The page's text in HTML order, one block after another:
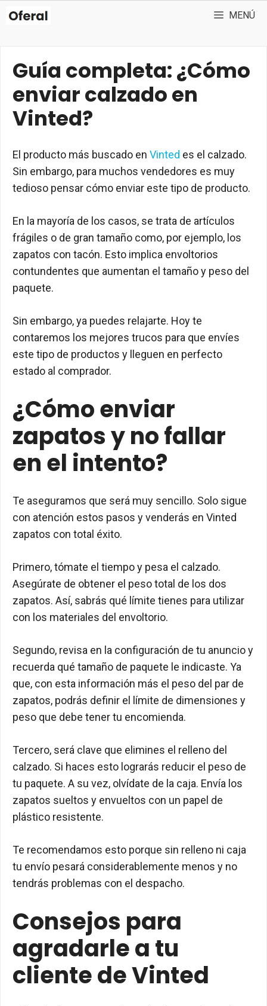
Saltar
MENÚ
Guía completa: ¿Cómo
enviar calzado en
Vinted?
El producto más buscado en Vinted es el calzado.
Sin embargo, para muchos vendedores es muy
tedioso pensar cómo enviar este tipo de producto.
En la mayoría de los casos, se trata de artículos
frágiles o de gran tamaño como, por ejemplo, los
zapatos con tacón. Esto implica envoltorios
contundentes que aumentan el tamaño y peso del
paquete.
Sin embargo, ya puedes relajarte. Hoy te
contaremos los mejores trucos para que envíes
este tipo de productos y lleguen en perfecto
estado al comprador.
¿Cómo enviar
zapatos y no fallar
en el intento?
Te aseguramos que será muy sencillo. Solo sigue
con atención estos pasos y venderás en Vinted
zapatos con total éxito.
Primero, tómate el tiempo y pesa el calzado.
Asegúrate de obtener el peso total de los dos
zapatos. Así, sabrás qué límite tienes para utilizar
con los materiales del envoltorio.
Segundo, revisa en la configuración de tu anuncio y
recuerda qué tamaño de paquete le indicaste. Ya
que, con esta información más el peso del par de
zapatos, podrás definir el límite de dimensiones y
peso que debe tener tu encomienda.
Tercero, será clave que elimines el relleno del
calzado. Si haces esto lograrás reducir el peso de
tu paquete. A su vez, olvídate de la caja. Envía los
zapatos sueltos y envueltos con un papel de
plástico resistente.
Te recomendamos esto porque sin relleno ni caja
tu envío pesará considerablemente menos y no
tendrás problemas con el despacho.
Consejos para
agradarle a tu
cliente de Vinted